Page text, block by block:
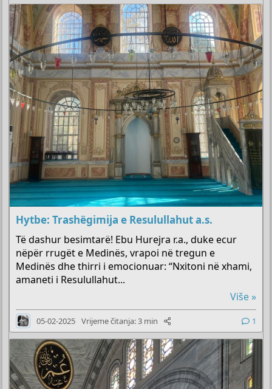
Hytbe: Trashëgimija e Resulullahut a.s.
Të dashur besimtarë! Ebu Hurejra r.a., duke ecur
nëpër rrugët e Medinës, vrapoi në tregun e
Medinës dhe thirri i emocionuar: “Nxitoni në xhami,
amaneti i Resulullahut...
Više »
05-02-2025 Vrijeme čitanja: 3 min 1